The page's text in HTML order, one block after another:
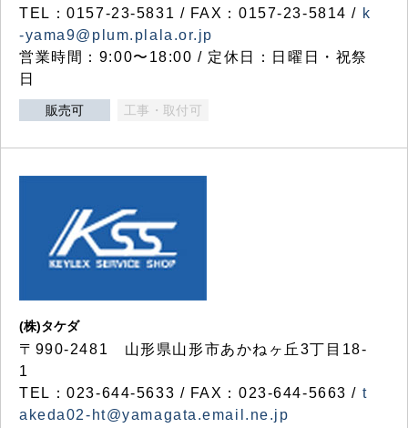
TEL：0157-23-5831 / FAX：0157-23-5814 / k
-yama9@plum.plala.or.jp
営業時間：9:00〜18:00 / 定休日：日曜日・祝祭
日
販売可 工事・取付可
(株)タケダ
〒990-2481 山形県山形市あかねヶ丘3丁目18-
1
TEL：023-644-5633 / FAX：023-644-5663 / t
akeda02-ht@yamagata.email.ne.jp